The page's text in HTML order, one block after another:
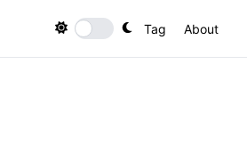
Toggle theme
Tag About